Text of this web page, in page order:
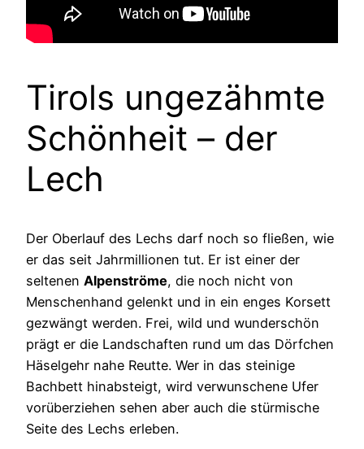
Tirols ungezähmte
Schönheit – der
Lech
Der Oberlauf des Lechs darf noch so fließen, wie
er das seit Jahrmillionen tut. Er ist einer der
seltenen Alpenströme, die noch nicht von
Menschenhand gelenkt und in ein enges Korsett
gezwängt werden. Frei, wild und wunderschön
prägt er die Landschaften rund um das Dörfchen
Häselgehr nahe Reutte. Wer in das steinige
Bachbett hinabsteigt, wird verwunschene Ufer
vorüberziehen sehen aber auch die stürmische
Seite des Lechs erleben.